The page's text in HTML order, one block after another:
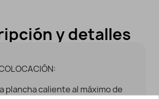
y detalles
plancha caliente al máximo de